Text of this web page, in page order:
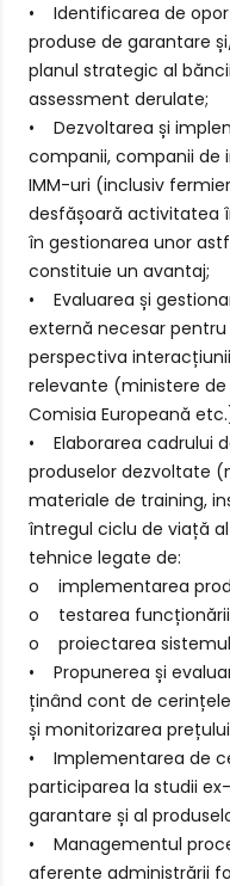
• Identificarea de
produse de garantare
planul strategic al
assessment derulate;
• Dezvoltarea și
companii, companii de
IMM-uri (inclusiv
desfășoară activitatea
în gestionarea unor
constituie un avantaj;
• Evaluarea și
externă necesar
perspectiva
relevante (ministere de
Comisia Europeană
• Elaborarea cadrului
produselor dezvoltate
materiale de training,
întregul ciclu de viață
tehnice legate de:
o implementarea
o testarea funcționării
o proiectarea
• Propunerea și
ținând cont de
și monitorizarea
• Implementarea de
participarea la studii
garantare și al
• Managementul
aferente administrării